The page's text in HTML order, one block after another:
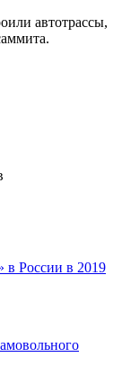
автотрассы,
в России в 2019